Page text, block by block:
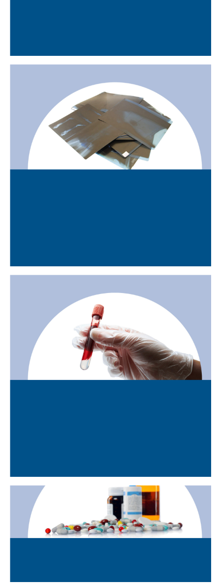
ENVASOS AMB RESTES DE
SUBSTÀNCIES QUÍMIQUES
RADIOGRAFIES
RESIDUS DE PROVES
BIOQUÍMIQUES